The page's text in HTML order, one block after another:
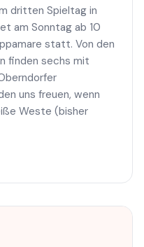
dritten Spieltag in
am Sonntag ab 10
statt. Von den
finden sechs mit
uns freuen, wenn
Weste (bisher